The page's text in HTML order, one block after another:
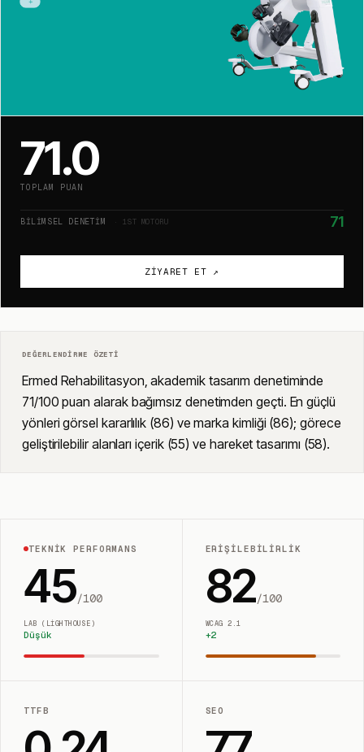
71.0
TOPLAM PUAN
BILIMSEL DENETIM · 1ST MOTORU 71
ZIYARET ET ↗
DEĞERLENDIRME ÖZETI
Ermed Rehabilitasyon, akademik tasarım denetiminde
71/100 puan alarak bağımsız denetimden geçti. En güçlü
yönleri görsel kararlılık (86) ve marka kimliği (86); görece
geliştirilebilir alanları içerik (55) ve hareket tasarımı (58).
TEKNIK PERFORMANS
45/100
LAB (LIGHTHOUSE)
Düşük
ERIŞILEBILIRLIK
82/100
WCAG 2.1
+2
TTFB SEO